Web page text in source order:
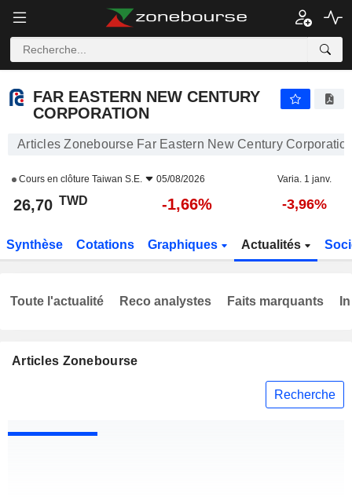
FAR EASTERN NEW CENTURY
CORPORATION
Articles Zonebourse Far Eastern New Century
Cours en clôture Taiwan S.E. 05/08/2026 Varia. 1 janv.
26,70 TWD -1,66% -3,96%
Synthèse Cotations Graphiques Actualités
Articles Zonebourse
Recherche
Toute l'actualité Reco analystes Faits marquants